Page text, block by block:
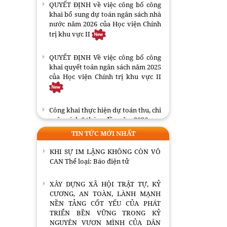
QUYẾT ĐỊNH về việc công bố công
khai bổ sung dự toán ngân sách nhà
nước năm 2026 của Học viện Chính
trị khu vực II
QUYẾT ĐỊNH Về việc công bố công
khai quyết toán ngân sách năm 2025
của Học viện Chính trị khu vực II
Công khai thực hiện dự toán thu, chi
ngân sách 6 tháng đầu năm 2026
Công khai thực hiện dự toán thu, chi
ngân sách quý II năm 2026
TIN TỨC MỚI NHẤT
NỀN TẢNG CỐT YẾU CỦA PHÁT
TRIỂN BỀN VỮNG TRONG KỶ
NGUYÊN VƯƠN MÌNH CỦA DÂN
TỘC
THÁCH THỨC VÀ YÊU CẦU BẢO VỆ
CHỦ QUYỀN DỮ LIỆU QUỐC GIA
TRONG KỶ NGUYÊN SỐ Thể loại:
Tạp chí
Tác phẩm: Tiếng nói lạc lõng giữa
nỗi đau đồng bào Thể loại: Báo điện
tử
KHI SỰ IM LẶNG KHÔNG CÒN VÔ
CAN Thể loại: Báo điện tử
XÂY DỰNG XÃ HỘI TRẬT TỰ, KỶ
CƯƠNG, AN TOÀN, LÀNH MẠNH
NỀN TẢNG CỐT YẾU CỦA PHÁT
TRIỂN BỀN VỮNG TRONG KỶ
NGUYÊN VƯƠN MÌNH CỦA DÂN